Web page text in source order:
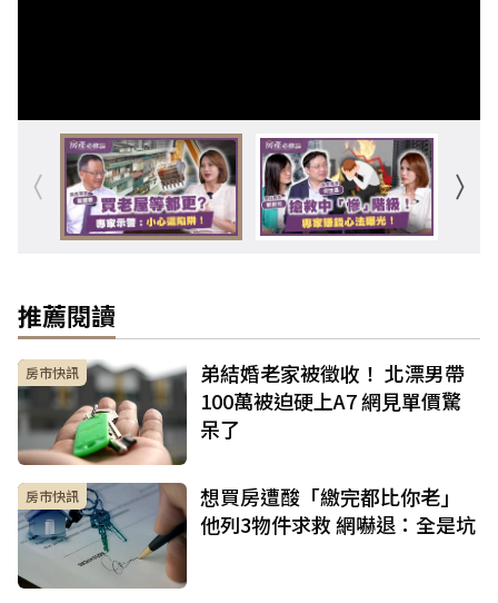
推薦閱讀
房市快訊
弟結婚老家被徵收！ 北漂男帶
100萬被迫硬上A7 網見單價驚
呆了
房市快訊
想買房遭酸「繳完都比你老」
他列3物件求救 網嚇退：全是坑